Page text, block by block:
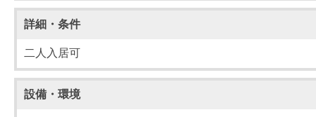
詳細・条件
二人入居可
設備・環境